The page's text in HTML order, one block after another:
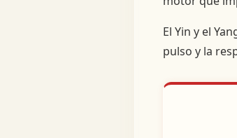
El Yin y el
pulso y la